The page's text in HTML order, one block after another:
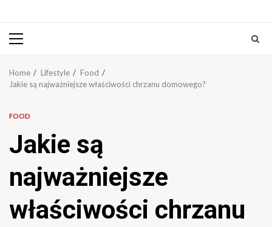
Primary
Home Lifestyle
Food
Jakie są najważniejsze właściwości chrzanu domowego?
FOOD
Jakie są
najważniejsze
właściwości chrzanu